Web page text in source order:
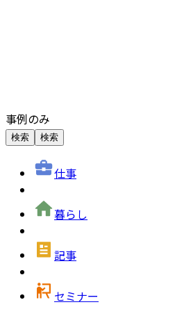
事例のみ
検索 検索
仕事
暮らし
記事
セミナー